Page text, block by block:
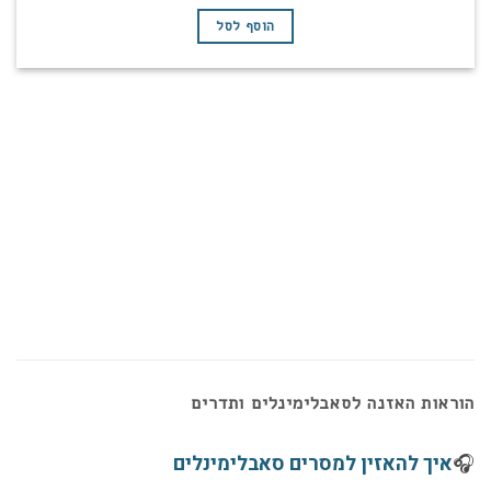
היה:
₪477.
הוסף לסל
הוראות האזנה לסאבלימינלים ותדרים
🎧איך להאזין למסרים סאבלימינלים